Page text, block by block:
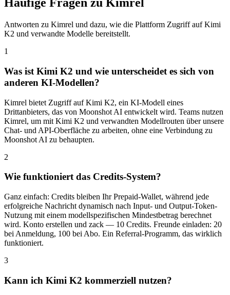
Häufige Fragen zu Kimrel
Antworten zu Kimrel und dazu, wie die Plattform Zugriff auf Kimi
K2 und verwandte Modelle bereitstellt.
1
Was ist Kimi K2 und wie unterscheidet es sich von
anderen KI‑Modellen?
Kimrel bietet Zugriff auf Kimi K2, ein KI-Modell eines
Drittanbieters, das von Moonshot AI entwickelt wird. Teams nutzen
Kimrel, um mit Kimi K2 und verwandten Modellrouten über unsere
Chat- und API-Oberfläche zu arbeiten, ohne eine Verbindung zu
Moonshot AI zu behaupten.
2
Wie funktioniert das Credits‑System?
Ganz einfach: Credits bleiben Ihr Prepaid-Wallet, während jede
erfolgreiche Nachricht dynamisch nach Input- und Output-Token-
Nutzung mit einem modellspezifischen Mindestbetrag berechnet
wird. Konto erstellen und zack — 10 Credits. Freunde einladen: 20
bei Anmeldung, 100 bei Abo. Ein Referral‑Programm, das wirklich
funktioniert.
3
Kann ich Kimi K2 kommerziell nutzen?